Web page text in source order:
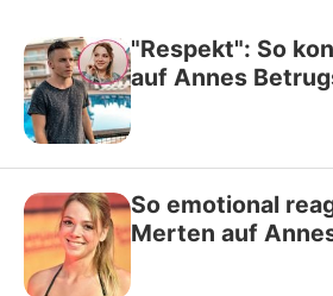
"Respekt": So
auf Annes
So emotional
Merten auf